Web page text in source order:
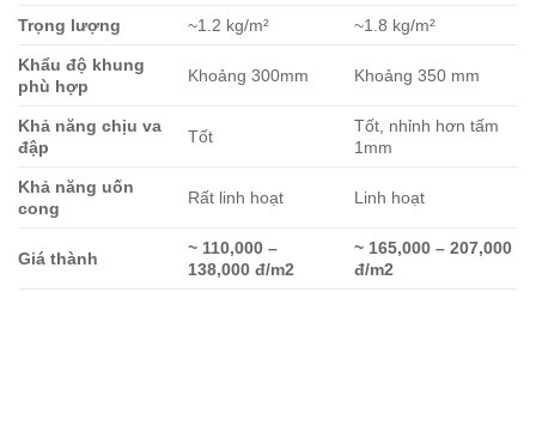
Trọng lượng ~1.2 kg/m² ~1.8 kg/m²
Khẩu độ khung
phù hợp
Khoảng 300mm Khoảng 350 mm
Khả năng chịu va
đập
Tốt
Tốt, nhỉnh hơn tấm
1mm
Khả năng uốn
cong
Rất linh hoạt Linh hoạt
Giá thành
~ 110,000 –
138,000 đ/m2
~ 165,000 – 207,000
đ/m2